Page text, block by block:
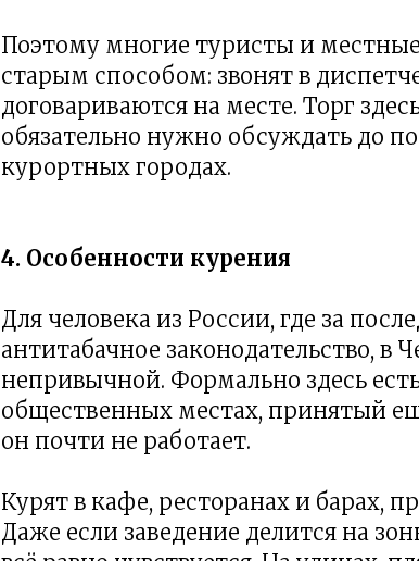
Поэтому многие туристы и
старым способом: звонят в
договариваются на месте. Торг
обязательно нужно обсуждать до
курортных городах.
4. Особенности курения
Для человека из России, где за
антитабачное законодательство, в
непривычной. Формально здесь
общественных местах, принятый
он почти не работает.
Курят в кафе, ресторанах и барах,
Даже если заведение делится на